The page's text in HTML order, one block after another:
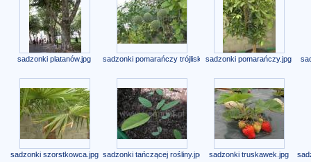
sadzonki platanów.jpg sadzonki pomarańczy trójliskowej.jpgsadzonki pomarańczy.jpg
sadzonki szorstkowca.jpg sadzonki tańczącej rośliny.jpg sadzonki truskawek.jpg